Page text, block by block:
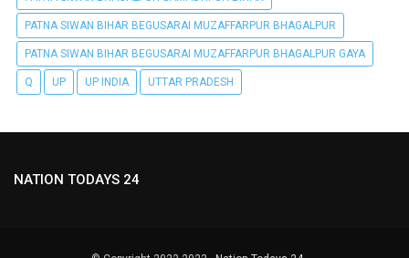
PATNA SIWAN BIHAR BEGUSARAI MUZAFFARPUR BHAGALPUR
PATNA SIWAN BIHAR BEGUSARAI MUZAFFARPUR BHAGALPUR GAYA
Q UP UP INDIA UTTAR PRADESH
NATION TODAYS 24